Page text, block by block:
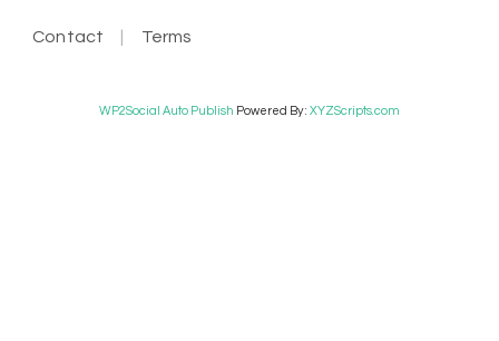
Contact Terms
WP2Social Auto Publish Powered By : XYZScripts.com